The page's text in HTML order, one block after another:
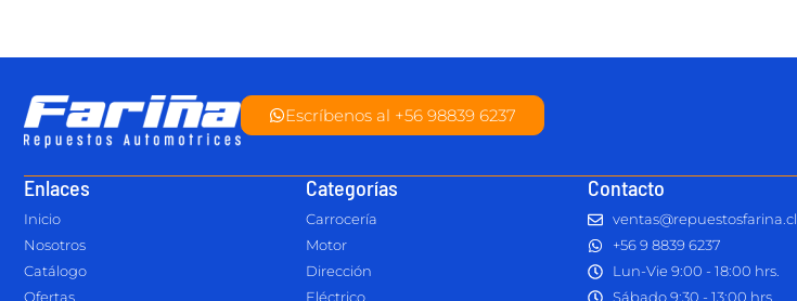
Escríbenos al +56 98839 6237
Enlaces
Inicio
Nosotros
Catálogo
Ofertas
Categorías
Carrocería
Motor
Dirección
Eléctrico
Contacto
ventas@repuestosfarina.cl
+56 9 8839 6237
Lun-Vie 9:00 - 18:00 hrs.
Sábado 9:30 - 13:00 hrs.